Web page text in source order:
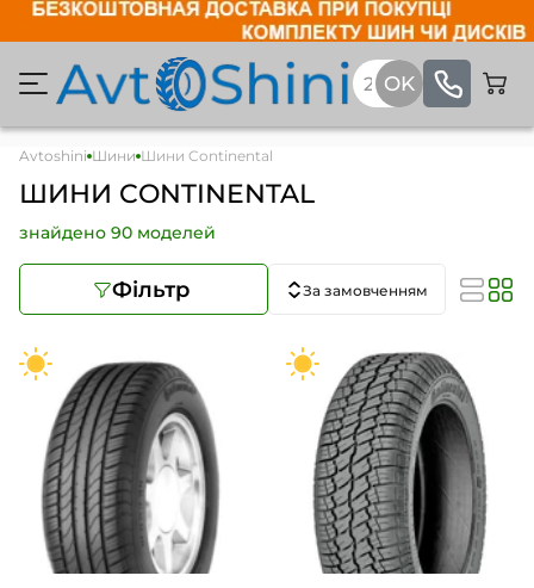
Avtoshini Шини Шини Continental
ШИНИ CONTINENTAL
знайдено 90 моделей
Фільтр За замовченням